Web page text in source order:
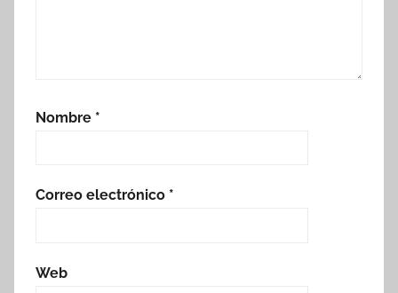
Nombre *
Correo electrónico *
Web